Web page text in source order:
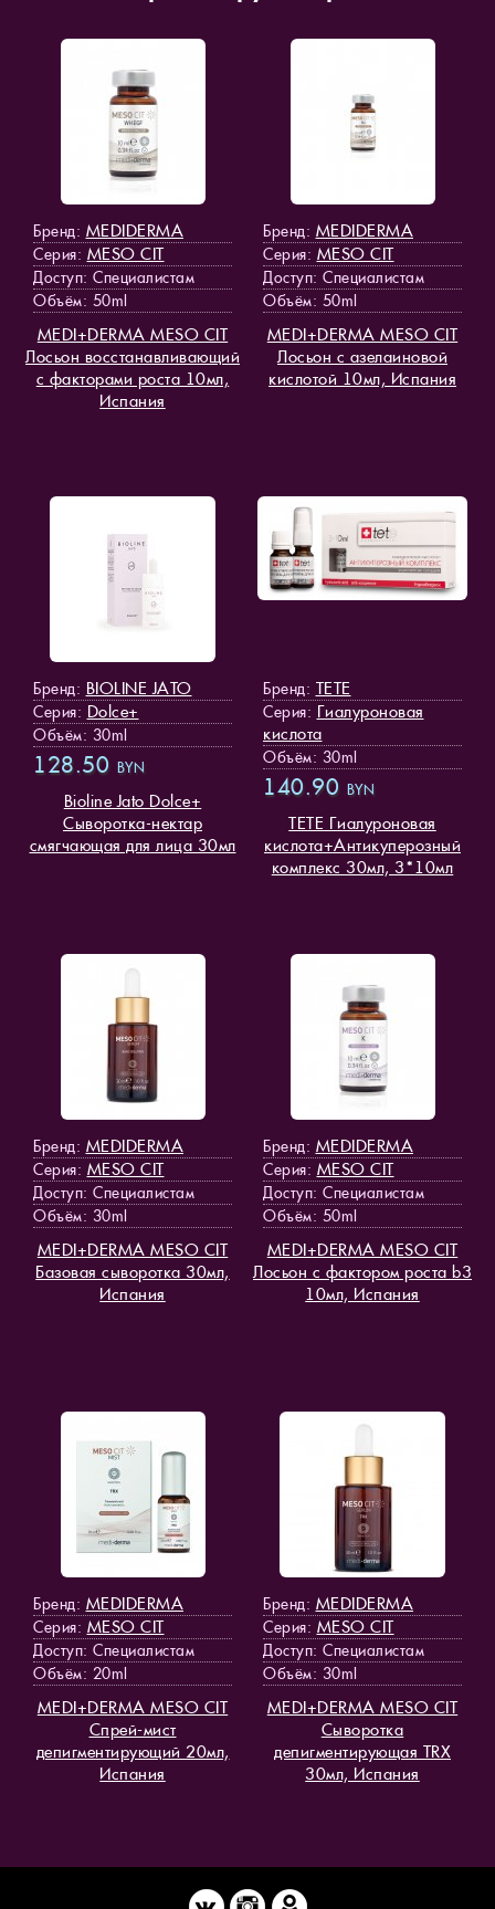
Бренд: MEDIDERMA
Серия: MESO СIT
Доступ: Специалистам
Объём: 50ml
MEDI+DERMA MESO СIT
Лосьон восстанавливающий
с факторами роста 10мл,
Испания
Бренд: MEDIDERMA
Серия: MESO СIT
Доступ: Специалистам
Объём: 50ml
MEDI+DERMA MESO СIT
Лосьон с азелаиновой
кислотой 10мл, Испания
Бренд: BIOLINE JATO
Серия: Dolce+
Объём: 30ml
128.50 BYN
Bioline Jato Dolce+
Cыворотка-нектар
смягчающая для лица 30мл
Бренд: TETE
Серия: Гиалуроновая
кислота
Объём: 30ml
140.90 BYN
TETE Гиалуроновая
кислота+Антикуперозный
комплекс 30мл, 3*10мл
Бренд: MEDIDERMA
Серия: MESO СIT
Доступ: Специалистам
Объём: 30ml
MEDI+DERMA MESO СIT
Базовая сыворотка 30мл,
Испания
Бренд: MEDIDERMA
Серия: MESO СIT
Доступ: Специалистам
Объём: 50ml
MEDI+DERMA MESO СIT
Лосьон с фактором роста b3
10мл, Испания
Бренд: MEDIDERMA
Серия: MESO СIT
Доступ: Специалистам
Объём: 20ml
MEDI+DERMA MESO СIT
Спрей-мист
депигментирующий 20мл,
Испания
Бренд: MEDIDERMA
Серия: MESO СIT
Доступ: Специалистам
Объём: 30ml
MEDI+DERMA MESO СIT
Сыворотка
депигментирующая TRX
30мл, Испания